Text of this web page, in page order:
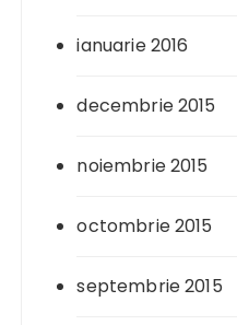
ianuarie 2016
decembrie 2015
noiembrie 2015
octombrie 2015
septembrie 2015